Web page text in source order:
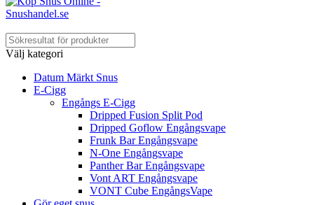
Välj kategori
Datum Märkt Snus
E-Cigg
Engångs E-Cigg
Dripped Fusion Split Pod
Dripped Goflow Engångsvape
Frunk Bar Engångsvape
N-One Engångsvape
Panther Bar Engångsvape
Vont ART Engångsvape
VONT Cube EngångsVape